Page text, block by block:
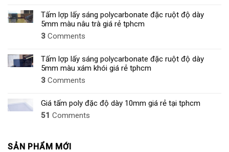
NHỰA
ALU
MỚI
Tấm lợp lấy sáng polycarbonate đặc ruột độ dày
5mm màu nâu trà giá rẻ tphcm
3 Comments
Tấm lợp lấy sáng polycarbonate đặc ruột độ dày
5mm màu xám khói giá rẻ tphcm
3 Comments
Giá tấm poly đặc độ dày 10mm giá rẻ tại tphcm
51 Comments
SẢN PHẨM MỚI